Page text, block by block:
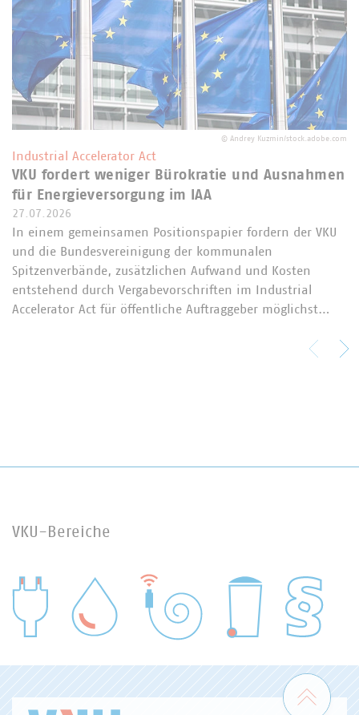
© Andrey Kuzmin/stock.adobe.com
Industrial Accelerator Act
VKU fordert weniger Bürokratie und Ausnahmen
für Energieversorgung im IAA
27.07.2026
In einem gemeinsamen Positionspapier fordern der VKU
und die Bundesvereinigung der kommunalen
Spitzenverbände, zusätzlichen Aufwand und Kosten
entstehend durch Vergabevorschriften im Industrial
Accelerator Act für öffentliche Auftraggeber möglichst…
VKU-Bereiche
WASSER/ABWASSER
Zum